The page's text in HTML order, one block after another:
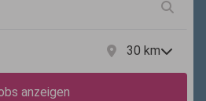
30 km
anzeigen